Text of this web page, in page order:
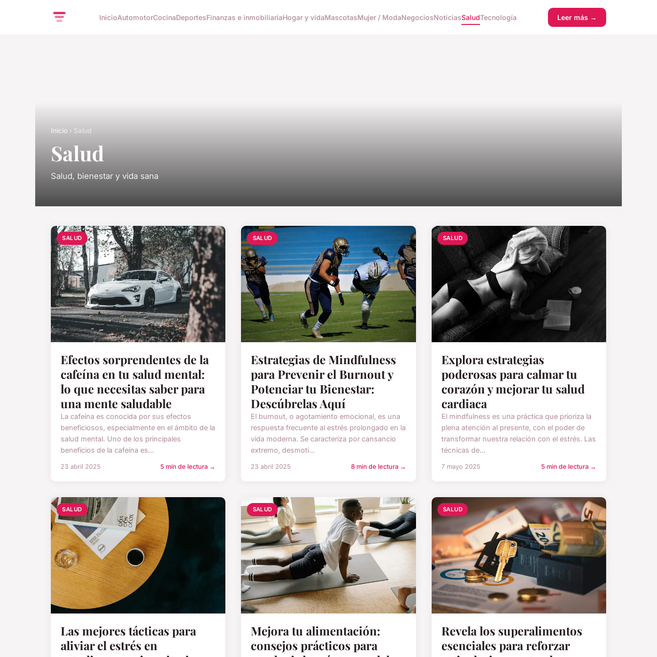
InicioAutomotorCocinaDeportesFinanzas e inmobiliariaHogar y vidaMascotasMujer / ModaNegociosNoticiasSaludTecnología Leer más →
Inicio › Salud
Salud
Salud, bienestar y vida sana
SALUD
Efectos sorprendentes de la
cafeína en tu salud mental:
lo que necesitas saber para
una mente saludable
La cafeína es conocida por sus efectos
beneficiosos, especialmente en el ámbito de la
salud mental. Uno de los principales
beneficios de la cafeína es...
23 abril 2025 5 min de lectura →
SALUD
Estrategias de Mindfulness
para Prevenir el Burnout y
Potenciar tu Bienestar:
Descúbrelas Aquí
El burnout, o agotamiento emocional, es una
respuesta frecuente al estrés prolongado en la
vida moderna. Se caracteriza por cansancio
extremo, desmoti...
23 abril 2025 8 min de lectura →
SALUD
Explora estrategias
poderosas para calmar tu
corazón y mejorar tu salud
cardiaca
El mindfulness es una práctica que prioriza la
plena atención al presente, con el poder de
transformar nuestra relación con el estrés. Las
técnicas de...
7 mayo 2025 5 min de lectura →
SALUD
Las mejores tácticas para
aliviar el estrés en
SALUD
Mejora tu alimentación:
consejos prácticos para
SALUD
Revela los superalimentos
esenciales para reforzar